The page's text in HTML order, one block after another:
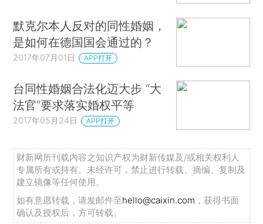
默克尔本人反对的同性婚姻，
是如何在德国国会通过的？
2017年07月01日 APP打开
台同性婚姻合法化迈大步 “大
法官”要求落实婚权平等
2017年05月24日 APP打开
财新网所刊载内容之知识产权为财新传媒及/或相关权利人
专属所有或持有。未经许可，禁止进行转载、摘编、复制及
建立镜像等任何使用。
如有意愿转载，请发邮件至hello@caixin.com ，获得书面
确认及授权后，方可转载。